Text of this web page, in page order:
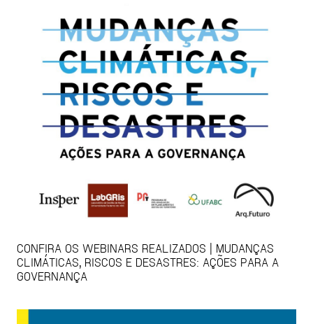
CONFIRA OS WEBINARS REALIZADOS | MUDANÇAS
CLIMÁTICAS, RISCOS E DESASTRES: AÇÕES PARA A
GOVERNANÇA